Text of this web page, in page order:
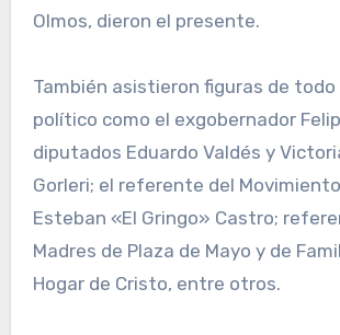
Olmos, dieron el presente.
También asistieron figuras de todo
político como el exgobernador
diputados Eduardo Valdés y
Gorleri; el referente del
Esteban «El Gringo» Castro;
Madres de Plaza de Mayo y de
Hogar de Cristo, entre otros.